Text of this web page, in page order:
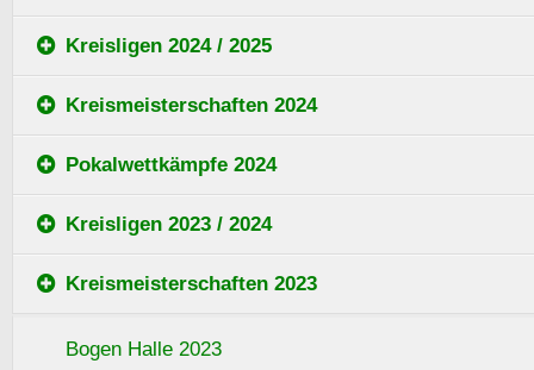
Kreisligen 2024 / 2025
Kreismeisterschaften 2024
Pokalwettkämpfe 2024
Kreisligen 2023 / 2024
Kreismeisterschaften 2023
Bogen Halle 2023